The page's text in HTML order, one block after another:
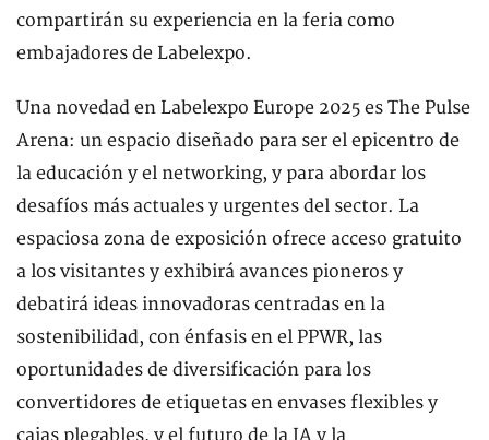
compartirán su experiencia en la feria como
embajadores de Labelexpo.
Una novedad en Labelexpo Europe 2025 es The Pulse
Arena: un espacio diseñado para ser el epicentro de
la educación y el networking, y para abordar los
desafíos más actuales y urgentes del sector. La
espaciosa zona de exposición ofrece acceso gratuito
a los visitantes y exhibirá avances pioneros y
debatirá ideas innovadoras centradas en la
sostenibilidad, con énfasis en el PPWR, las
oportunidades de diversificación para los
convertidores de etiquetas en envases flexibles y
cajas plegables, y el futuro de la IA y la